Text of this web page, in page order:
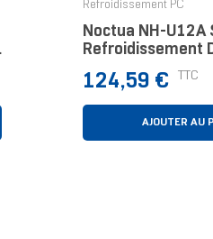
Refroidissement PC
Noctua NH-U12A
Refroidissement
Processeur
Cm Beige,
Pièce(s)
Prix
124,59 € TTC
AJOUTER AU